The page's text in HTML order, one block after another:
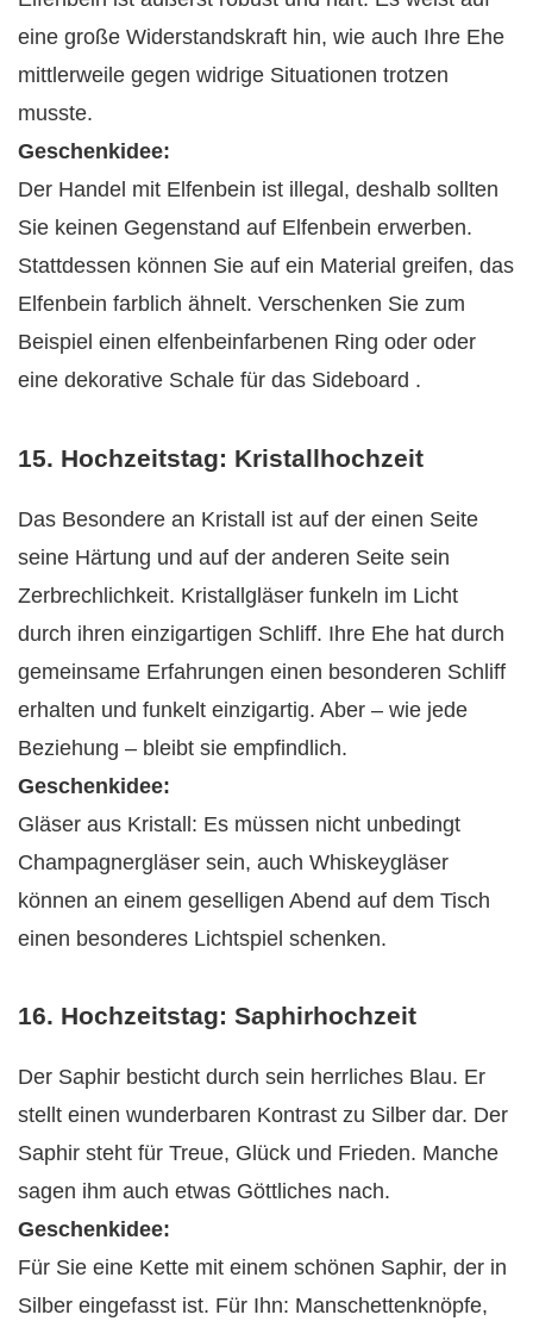
eine große Widerstandskraft hin, wie auch Ihre Ehe
mittlerweile gegen widrige Situationen trotzen
musste.
Geschenkidee:
Der Handel mit Elfenbein ist illegal, deshalb sollten
Sie keinen Gegenstand auf Elfenbein erwerben.
Stattdessen können Sie auf ein Material greifen, das
Elfenbein farblich ähnelt. Verschenken Sie zum
Beispiel einen elfenbeinfarbenen Ring oder oder
eine dekorative Schale für das Sideboard .
15. Hochzeitstag: Kristallhochzeit
Das Besondere an Kristall ist auf der einen Seite
seine Härtung und auf der anderen Seite sein
Zerbrechlichkeit. Kristallgläser funkeln im Licht
durch ihren einzigartigen Schliff. Ihre Ehe hat durch
gemeinsame Erfahrungen einen besonderen Schliff
erhalten und funkelt einzigartig. Aber – wie jede
Beziehung – bleibt sie empfindlich.
Geschenkidee:
Gläser aus Kristall: Es müssen nicht unbedingt
Champagnergläser sein, auch Whiskeygläser
können an einem geselligen Abend auf dem Tisch
einen besonderes Lichtspiel schenken.
16. Hochzeitstag: Saphirhochzeit
Der Saphir besticht durch sein herrliches Blau. Er
stellt einen wunderbaren Kontrast zu Silber dar. Der
Saphir steht für Treue, Glück und Frieden. Manche
sagen ihm auch etwas Göttliches nach.
Geschenkidee:
Für Sie eine Kette mit einem schönen Saphir, der in
Silber eingefasst ist. Für Ihn: Manschettenknöpfe,